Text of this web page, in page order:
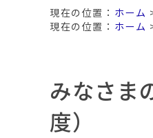
現在の位置： ホーム
ホーム
みなさま
度）